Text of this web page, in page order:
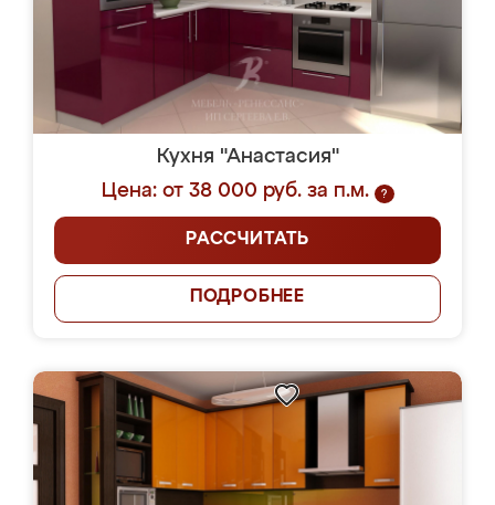
Кухня "Анастасия"
Цена: от 38 000 руб. за п.м.
?
РАССЧИТАТЬ
ПОДРОБНЕЕ